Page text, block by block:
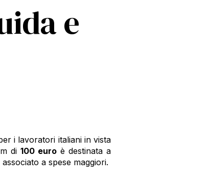
e
i lavoratori italiani in vista
di100 euro è destinata a
a spese maggiori.